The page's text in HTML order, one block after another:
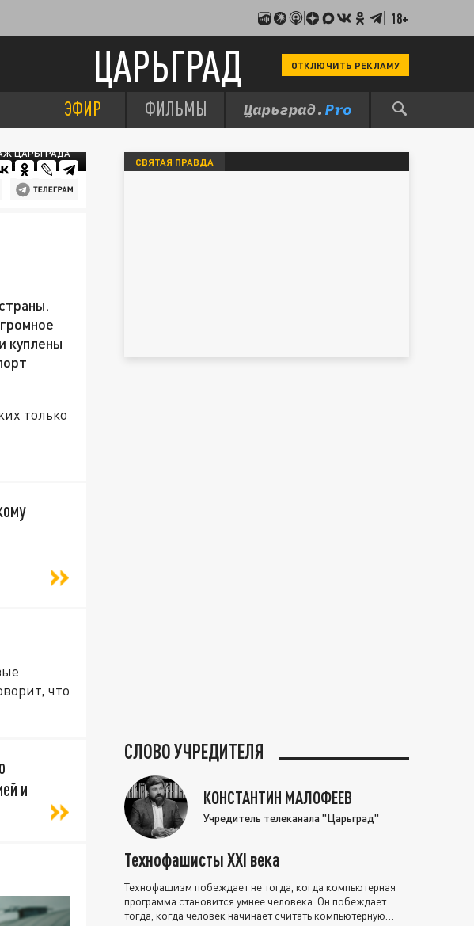
18+
ЦАРЬГРАД ОТКЛЮЧИТЬ РЕКЛАМУ
ЭФИР ФИЛЬМЫ
ЦАРЬГРАДА
куплены
только
что
и
СВЯТАЯ ПРАВДА
СЛОВО УЧРЕДИТЕЛЯ
КОНСТАНТИН МАЛОФЕЕВ
Учредитель телеканала "Царьград"
Технофашисты XXI века
Технофашизм побеждает не тогда, когда компьютерная
программа становится умнее человека. Он побеждает
тогда, когда человек начинает считать компьютерную